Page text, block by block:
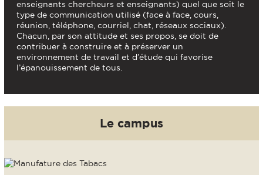
enseignants chercheurs et enseignants) quel que soit le
type de communication utilisé (face à face, cours,
réunion, téléphone, courriel, chat, réseaux sociaux).
Chacun, par son attitude et ses propos, se doit de
contribuer à construire et à préserver un
environnement de travail et d’étude qui favorise
l’épanouissement de tous.
Le campus